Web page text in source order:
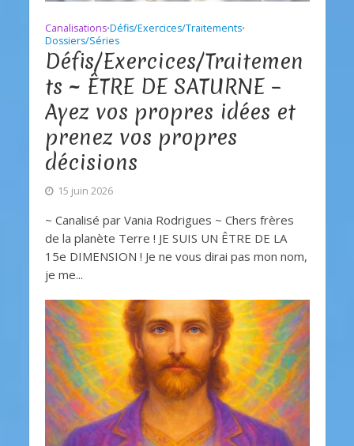
Canalisations•Défis/Exercices/Traitements•
Dossiers/Séries
Défis/Exercices/Traitemen
ts ~ ÊTRE DE SATURNE –
Ayez vos propres idées et
prenez vos propres
décisions
15 juin 2026
~ Canalisé par Vania Rodrigues ~ Chers frères
de la planète Terre ! JE SUIS UN ÊTRE DE LA
15e DIMENSION ! Je ne vous dirai pas mon nom,
je me...